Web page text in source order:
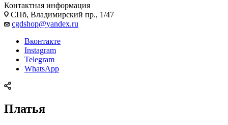
Контактная информация
СПб, Владимирский пр., 1/47
cgdshop@yandex.ru
Вконтакте
Instagram
Telegram
WhatsApp
Платья